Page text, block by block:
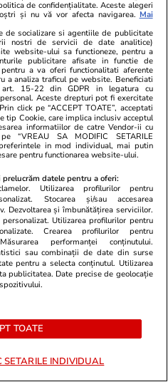
mi mai e
persoană
ceva
16:55
16:06
ce
că
cu
de confidențialitate. Aceste alegeri
și nu vă vor afecta navigarea. Mai
de socializare si agentiile de publicitate
nostri de servicii de date analitice)
website-ului sa functioneze, pentru a
publicitare afisate in functie de
a va oferi functionalitati aferente
a analiza traficul pe website. Beneficiati
15-22 din GDPR in legatura cu
Aceste drepturi pot fi exercitate
click pe “ACCEPT TOATE”, acceptati
tip Cookie, care implica inclusiv acceptul
informatiilor de catre Vendor-ii cu
“VREAU SA MODIFIC SETARILE
in mod individual, mai putin
pentru functionarea website-ului.
datele pentru a oferi:
Utilizarea profilurilor pentru
Stocarea și/sau accesarea
Dezvoltarea și îmbunătățirea serviciilor.
Utilizarea profilurilor pentru
Crearea profilurilor pentru
performanței conținutului.
sau combinații de date din surse
pentru a selecta conținutul. Utilizarea
publicitatea. Date precise de geolocație
TOATE
SETARILE INDIVIDUAL